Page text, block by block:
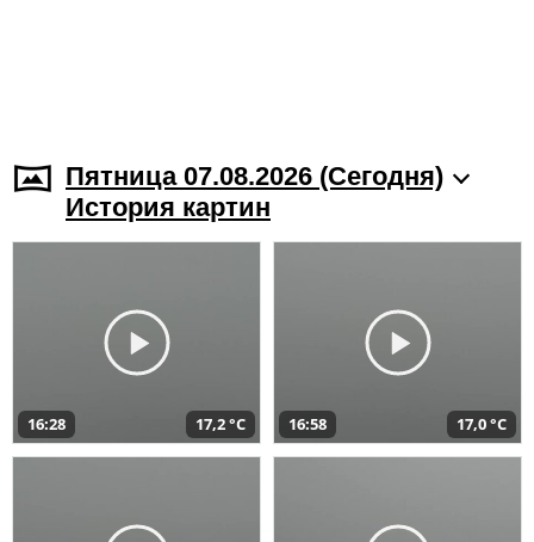
Пятница 07.08.2026 (Cегодня)
История картин
16:28 17,2 °C 16:58 17,0 °C